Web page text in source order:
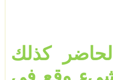
كذلك